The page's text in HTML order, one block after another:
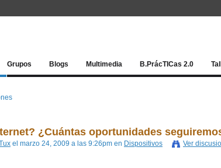
Grupos Blogs Multimedia B.PrácTICas 2.0
¿Cuántas oportunidades
el marzo 24, 2009 a las 9:26pm en Dispositivos Ver